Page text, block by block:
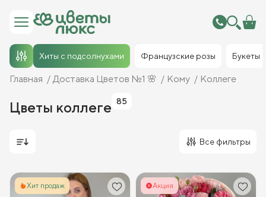
Хиты с подсолнухами Французские розы Букеты
Главная Доставка Цветов №1 🌸 Кому Коллеге
Цветы коллеге 85
Все фильтры
Хит продаж Акция